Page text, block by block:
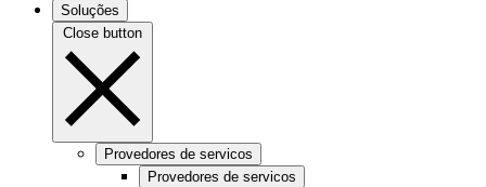
Soluções
Close button
Provedores de servicos
Provedores de servicos